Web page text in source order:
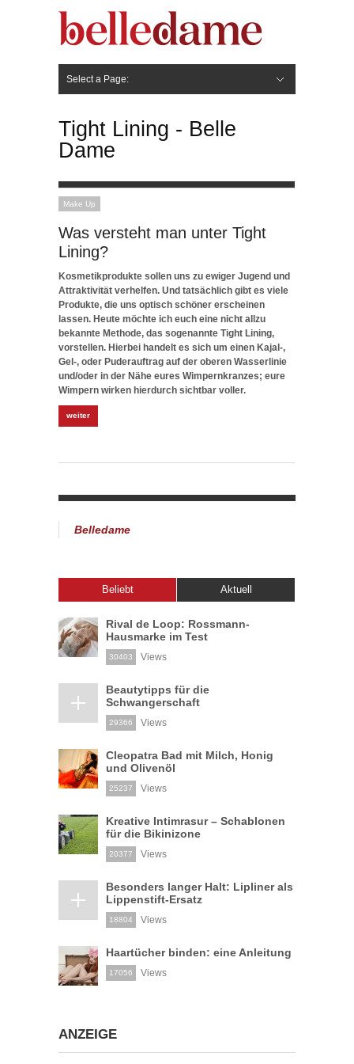
Select a Page:
Tight Lining - Belle
Dame
Make Up
Was versteht man unter Tight
Lining?
Kosmetikprodukte sollen uns zu ewiger Jugend und
Attraktivität verhelfen. Und tatsächlich gibt es viele
Produkte, die uns optisch schöner erscheinen
lassen. Heute möchte ich euch eine nicht allzu
bekannte Methode, das sogenannte Tight Lining,
vorstellen. Hierbei handelt es sich um einen Kajal-,
Gel-, oder Puderauftrag auf der oberen Wasserlinie
und/oder in der Nähe eures Wimpernkranzes; eure
Wimpern wirken hierdurch sichtbar voller.
weiter
Belledame
Beliebt Aktuell
Rival de Loop: Rossmann-
Hausmarke im Test
30403 Views
Beautytipps für die
Schwangerschaft
29366 Views
Cleopatra Bad mit Milch, Honig
und Olivenöl
25237 Views
Kreative Intimrasur – Schablonen
für die Bikinizone
20377 Views
Besonders langer Halt: Lipliner als
Lippenstift-Ersatz
18804 Views
Haartücher binden: eine Anleitung
17056 Views
ANZEIGE